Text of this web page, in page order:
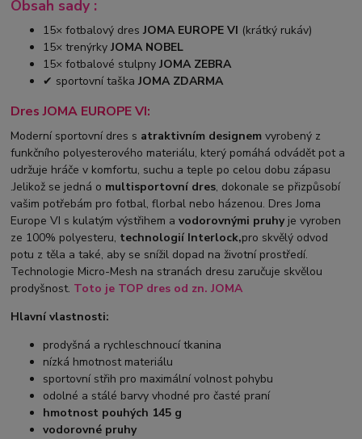
Obsah sady :
15× fotbalový dresJOMA EUROPE VI (krátký rukáv)
15× trenýrkyJOMA NOBEL
15× fotbalové stulpnyJOMA ZEBRA
✔ sportovní taškaJOMA ZDARMA
Dres JOMA EUROPE VI:
Moderní sportovní dres s atraktivním designem vyrobený z
funkčního polyesterového materiálu, který pomáhá odvádět pot a
udržuje hráče v komfortu, suchu a teple po celou dobu zápasu
.Jelikož se jedná o multisportovní dres, dokonale se přizpůsobí
vašim potřebám pro fotbal, florbal nebo házenou. Dres Joma
Europe VI s kulatým výstřihem a vodorovnými pruhyje vyroben
ze 100% polyesteru, technologií Interlock,pro skvělý odvod
potu z těla a také, aby se snížil dopad na životní prostředí.
Technologie Micro-Mesh na stranách dresu zaručuje skvělou
prodyšnost. Toto je TOP dres od zn. JOMA
Hlavní vlastnosti:
prodyšná a rychleschnoucí tkanina
nízká hmotnost materiálu
sportovní střih pro maximální volnost pohybu
odolné a stálé barvy vhodné pro časté praní
hmotnost pouhých 145 g
vodorovné pruhy